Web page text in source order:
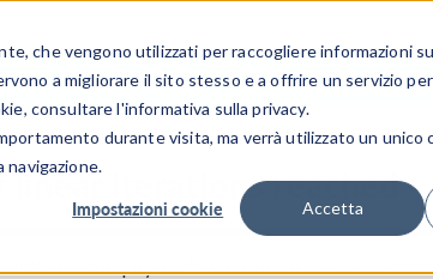
che vengono utilizzati per raccogliere informazioni
a migliorare il sito stesso e a offrire un servizio
consultare l'informativa sulla privacy.
durante visita, ma verrà utilizzato un unico
navigazione.
Impostazioni cookie Accetta
SETTORI INDUSTRIALI
iterations reached
Multiphysics Versions:All versions